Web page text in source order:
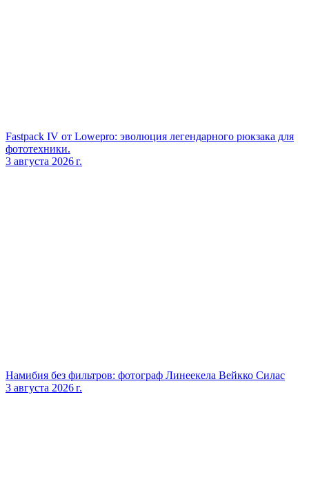
Fastpack IV от Lowepro: эволюция легендарного рюкзака для
фототехники.
3 августа 2026 г.
Намибия без фильтров: фотограф Линеекела Вейкко Силас
3 августа 2026 г.